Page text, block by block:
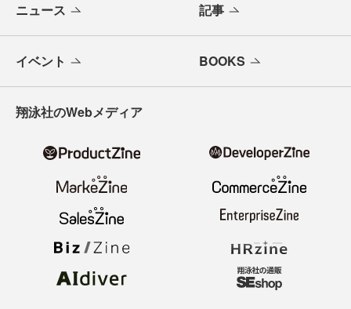
ニュース 記事
イベント BOOKS
翔泳社のWebメディア